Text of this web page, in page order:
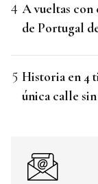
A vueltas
de Portugal
Historia en 4
única calle